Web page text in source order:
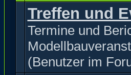
Treffen und
Termine und
(Benutzer im